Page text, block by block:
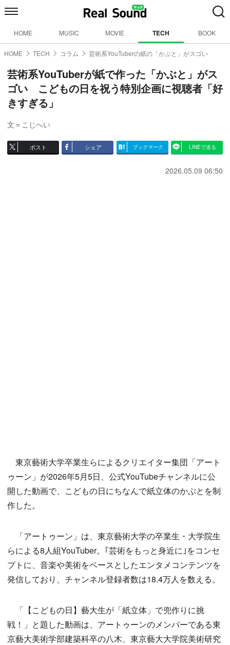
HOME MUSIC MOVIE TECH BOOK
HOME TECH コラム 芸術系YouTuberの紙の「かぶと」がスゴい
芸術系YouTuberが紙で作った「かぶと」がス
ゴい こどもの日を祝う特別企画に視聴者「好
きすぎる」
文＝こじへい
ポスト シェア ブックマーク LINEで送る
2026.05.09 06:50
東京藝術大学卒業生らによるクリエイター集団「アート
ゥーン」が2026年5月5日、公式YouTubeチャンネルに公
開した動画で、こどもの日にちなんで紙立体のかぶとを制
作した。
「アートゥーン」は、東京藝術大学の卒業生・大学院生
らによる8人組YouTuber。｢芸術をもっと身近に｣をコンセ
プトに、音楽や美術をベースとしたエンタメコンテンツを
発信しており、チャンネル登録者数は18.4万人を数える。
「【こどもの日】藝大生が「紙立体」で兜作りに挑
戦！」と題した動画は、アートゥーンのメンバーである東
京藝大美術学部建築科卒の八木、東京藝大大学院美術研究